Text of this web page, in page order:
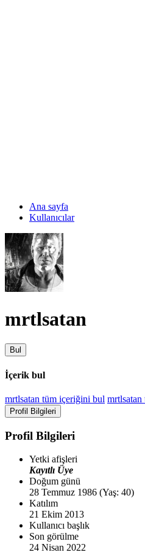
Ana sayfa
Kullanıcılar
mrtlsatan
Bul
İçerik bul
mrtlsatan tüm içeriğini bul mrtlsatan
Profil Bilgileri
Profil Bilgileri
Yetki afişleri
Kayıtlı Üye
Doğum günü
28 Temmuz 1986 (Yaş: 40)
Katılım
21 Ekim 2013
Kullanıcı başlık
Son görülme
24 Nisan 2022